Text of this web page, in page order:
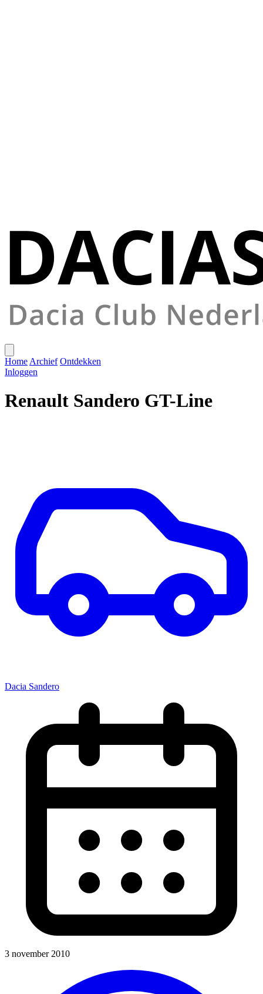
Home Archief Ontdekken
Inloggen
Renault Sandero GT-Line
Dacia Sandero
3 november 2010